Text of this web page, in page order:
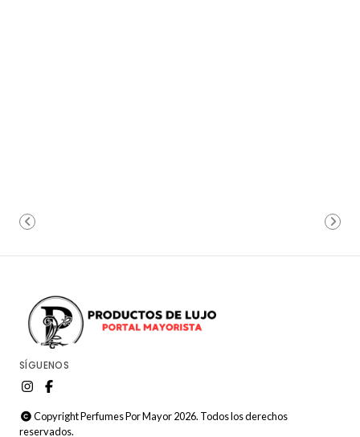
SÍGUENOS
Copyright Perfumes Por Mayor 2026. Todos los derechos
reservados.